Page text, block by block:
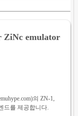
ZiNc emulator
의 ZN-1,
드를 제공합니다.